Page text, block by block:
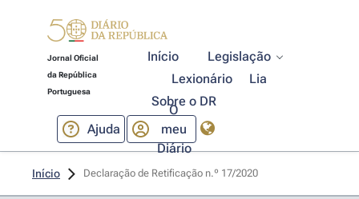
Jornal Oficial
da República
Portuguesa
Início
Legislação
Lexionário
Lia
Sobre o DR
Ajuda
O
meu
Diário
Início Declaração de Retificação n.º 17/2020